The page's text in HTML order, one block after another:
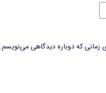
زمانی که دوباره دیدگاهی می‌نویسم.